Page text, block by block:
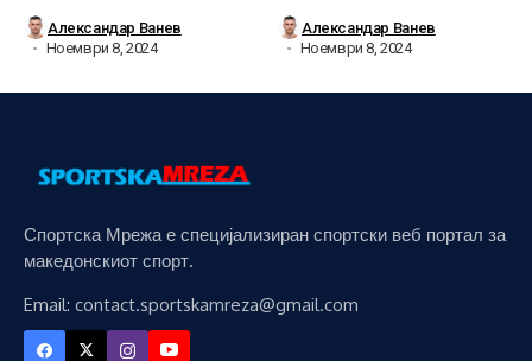
Александар Ванев
Ноември 8, 2024
Александар Ванев
Ноември 8, 2024
Спортска Мрежа е специјализиран спортски веб портал за
македонскиот спорт.
Email: contact.sportskamreza@gmail.com